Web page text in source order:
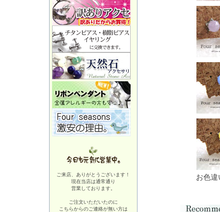
ご来店、ありがとうございます！
現在当店は通常通り
営業しております。
ご注文いただいたのに
こちらからのご連絡が無い方は
お色